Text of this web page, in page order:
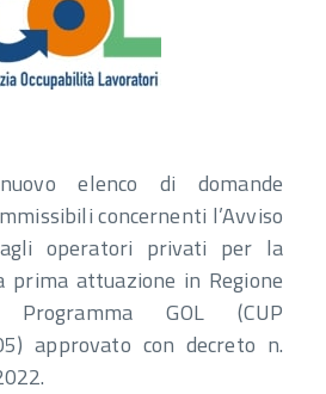
elenco di domande
concernenti l’Avviso
operatori privati per la
prima attuazione in Regione
GOL (CUP
approvato con decreto n.